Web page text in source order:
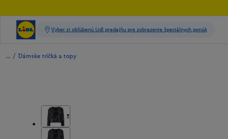
/ Dámske tričká a topy